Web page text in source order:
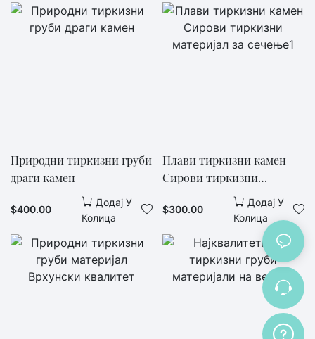
Природни тиркизни груби
драги камен
$400.00
Додај У
Колица
Плави тиркизни камен
Сирови тиркизни
материјал за сечење1
$300.00
Додај У
Колица